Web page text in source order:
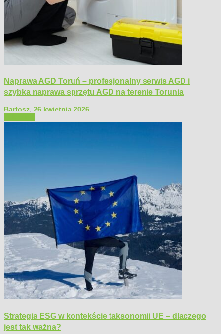
Naprawa AGD Toruń – profesjonalny serwis AGD i
szybka naprawa sprzętu AGD na terenie Torunia
Bartosz, 26 kwietnia 2026
Strategia ESG w kontekście taksonomii UE – dlaczego
jest tak ważna?